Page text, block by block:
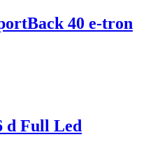
40 e-tron
d Full Led